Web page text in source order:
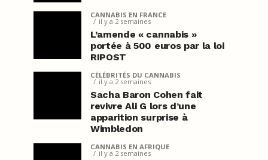
CANNABIS EN FRANCE
il y a 2 semaines
L’amende « cannabis »
portée à 500 euros par la loi
RIPOST
CÉLÉBRITÉS DU CANNABIS
il y a 2 semaines
Sacha Baron Cohen fait
revivre Ali G lors d’une
apparition surprise à
Wimbledon
CANNABIS EN AFRIQUE
il y a 2 semaines